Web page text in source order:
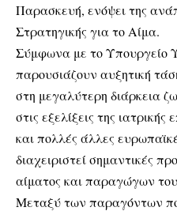
Παρασκευή, ενόψει της
Στρατηγικής για το Αίμα.
Σύμφωνα με το Υπουργείο
παρουσιάζουν αυξητική
στη μεγαλύτερη διάρκεια
στις εξελίξεις της
και πολλές άλλες
διαχειριστεί σημαντικές
αίματος και παραγώγων
Μεταξύ των παραγόντων